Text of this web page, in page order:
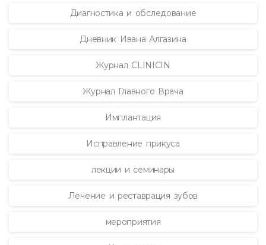
Диагностика и обследование
Дневник Ивана Алгазина
Журнал CLINICIN
Журнал Главного Врача
Имплантация
Исправление прикуса
лекции и семинары
Лечение и реставрация зубов
мероприятия